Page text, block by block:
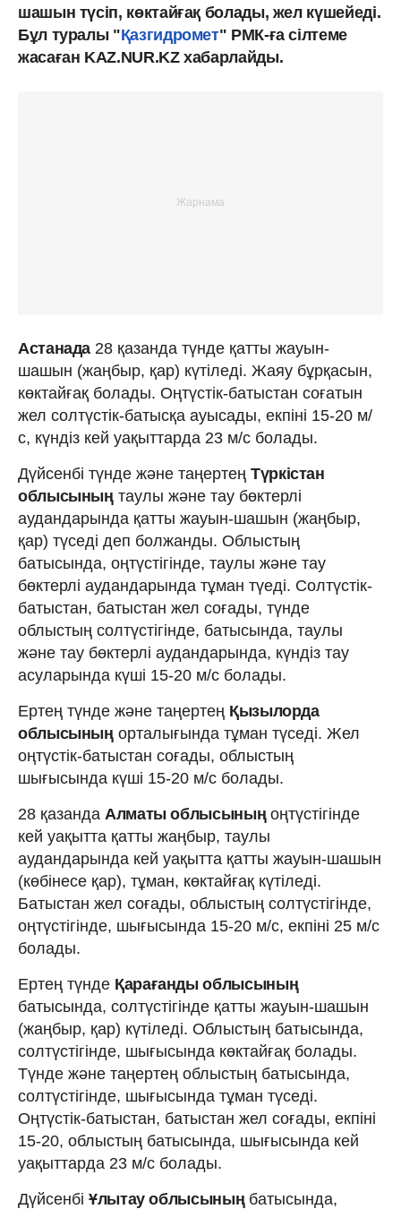
шашын түсіп, көктайғақ болады, жел күшейеді.
Бұл туралы "Қазгидромет" РМК-ға сілтеме
жасаған KAZ.NUR.KZ хабарлайды.
Астанада 28 қазанда түнде қатты жауын-
шашын (жаңбыр, қар) күтіледі. Жаяу бұрқасын,
көктайғақ болады. Оңтүстік-батыстан соғатын
жел солтүстік-батысқа ауысады, екпіні 15-20 м/
с, күндіз кей уақыттарда 23 м/с болады.
Дүйсенбі түнде және таңертең Түркістан
облысыныңтаулы және тау бөктерлі
аудандарында қатты жауын-шашын (жаңбыр,
қар) түседі деп болжанды. Облыстың
батысында, оңтүстігінде, таулы және тау
бөктерлі аудандарында тұман түеді. Солтүстік-
батыстан, батыстан жел соғады, түнде
облыстың солтүстігінде, батысында, таулы
және тау бөктерлі аудандарында, күндіз тау
асуларында күші 15-20 м/с болады.
Ертең түнде және таңертең Қызылорда
облысыныңорталығында тұман түседі. Жел
оңтүстік-батыстан соғады, облыстың
шығысында күші 15-20 м/с болады.
28 қазанда Алматы облысыныңоңтүстігінде
кей уақытта қатты жаңбыр, таулы
аудандарында кей уақытта қатты жауын-шашын
(көбінесе қар), тұман, көктайғақ күтіледі.
Батыстан жел соғады, облыстың солтүстігінде,
оңтүстігінде, шығысында 15-20 м/с, екпіні 25 м/с
болады.
Ертең түнде Қарағанды облысының
батысында, солтүстігінде қатты жауын-шашын
(жаңбыр, қар) күтіледі. Облыстың батысында,
солтүстігінде, шығысында көктайғақ болады.
Түнде және таңертең облыстың батысында,
солтүстігінде, шығысында тұман түседі.
Оңтүстік-батыстан, батыстан жел соғады, екпіні
15-20, облыстың батысында, шығысында кей
уақыттарда 23 м/с болады.
Дүйсенбі Ұлытау облысыныңбатысында,